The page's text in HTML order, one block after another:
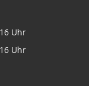
Uhr
Uhr